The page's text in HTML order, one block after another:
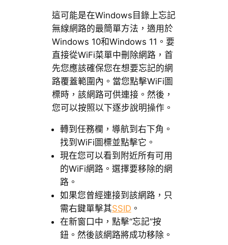
這可能是在Windows目錄上忘記
無線網路的最簡單方法，適用於
Windows 10和Windows 11。要
直接從WiFi菜單中刪除網路，首
先您應該確保您在想要忘記的網
路覆蓋範圍內。當您點擊WiFi圖
標時，該網路可供連接。然後，
您可以按照以下逐步說明操作。
轉到任務欄，導航到右下角。
找到WiFi圖標並點擊它。
現在您可以看到附近所有可用
的WiFi網路。選擇要移除的網
路。
如果您曾經連接到該網路，只
需右鍵單擊其SSID 。
在新窗口中，點擊“忘記”按
鈕。然後該網路將成功移除。